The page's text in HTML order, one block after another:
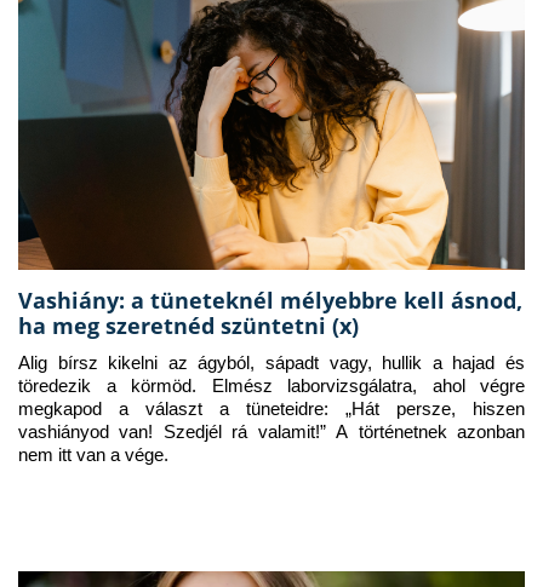
Vashiány: a tüneteknél mélyebbre kell ásnod,
ha meg szeretnéd szüntetni (x)
Alig bírsz kikelni az ágyból, sápadt vagy, hullik a hajad és
töredezik a körmöd. Elmész laborvizsgálatra, ahol végre
megkapod a választ a tüneteidre: „Hát persze, hiszen
vashiányod van! Szedjél rá valamit!” A történetnek azonban
nem itt van a vége.